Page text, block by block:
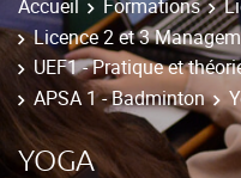
Accueil Formations
Licence 2 et 3
UEF1 - Pratique et
APSA 1 - Badminton
YOGA